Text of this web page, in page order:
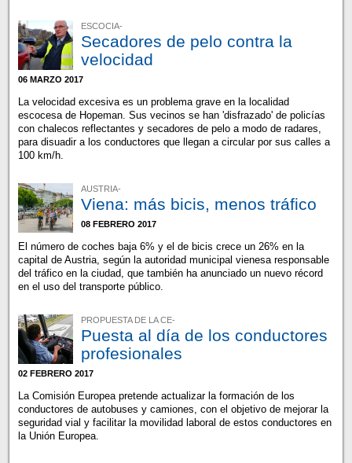
ESCOCIA-
Secadores de pelo contra la
velocidad
06 MARZO 2017
La velocidad excesiva es un problema grave en la localidad
escocesa de Hopeman. Sus vecinos se han 'disfrazado' de policías
con chalecos reflectantes y secadores de pelo a modo de radares,
para disuadir a los conductores que llegan a circular por sus calles a
100 km/h.
AUSTRIA-
Viena: más bicis, menos tráfico
08 FEBRERO 2017
El número de coches baja 6% y el de bicis crece un 26% en la
capital de Austria, según la autoridad municipal vienesa responsable
del tráfico en la ciudad, que también ha anunciado un nuevo récord
en el uso del transporte público.
PROPUESTA DE LA CE-
Puesta al día de los conductores
profesionales
02 FEBRERO 2017
La Comisión Europea pretende actualizar la formación de los
conductores de autobuses y camiones, con el objetivo de mejorar la
seguridad vial y facilitar la movilidad laboral de estos conductores en
la Unión Europea.